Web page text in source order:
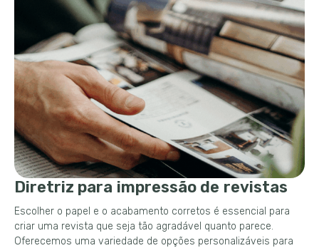
Diretriz para impressão de revistas
Escolher o papel e o acabamento corretos é essencial para
criar uma revista que seja tão agradável quanto parece.
Oferecemos uma variedade de opções personalizáveis ​​para